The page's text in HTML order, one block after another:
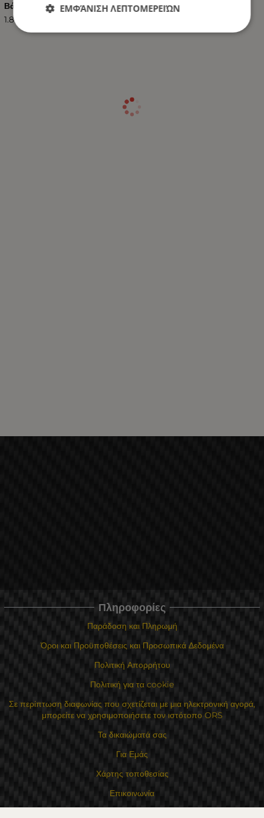
Βάρος (kg.)
1.80
Πληροφορίες
Παράδοση και Πληρωμή
Όροι και Προϋποθέσεις και Προσωπικά Δεδομένα
Πολιτική Απορρήτου
Πολιτική για τα cookie
Σε περίπτωση διαφωνίας που σχετίζεται με μια ηλεκτρονική αγορά,
μπορείτε να χρησιμοποιήσετε τον ιστότοπο ORS
Τα δικαιώματά σας
Για Εμάς
Χάρτης τοποθεσίας
Επικοινωνία
ΕΜΦΆΝΙΣΗ ΛΕΠΤΟΜΕΡΕΙΏΝ